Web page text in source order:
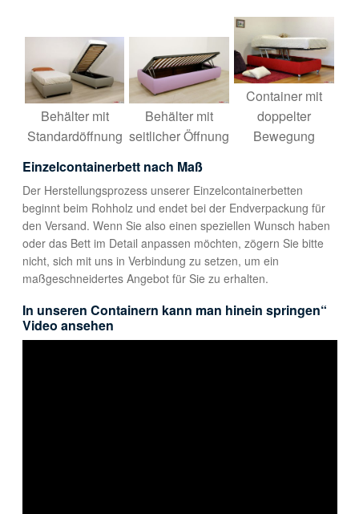
Behälter mit
Standardöffnung
Behälter mit
seitlicher Öffnung
Container mit
doppelter
Bewegung
Einzelcontainerbett nach Maß
Der Herstellungsprozess unserer Einzelcontainerbetten
beginnt beim Rohholz und endet bei der Endverpackung für
den Versand. Wenn Sie also einen speziellen Wunsch haben
oder das Bett im Detail anpassen möchten, zögern Sie bitte
nicht, sich mit uns in Verbindung zu setzen, um ein
maßgeschneidertes Angebot für Sie zu erhalten.
In unseren Containern kann man hinein springen“
Video ansehen